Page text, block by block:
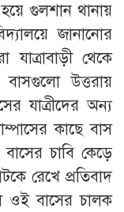
হয়ে গুলশান থানায়
জানানোর
যাত্রাবাড়ী থেকে
বাসগুলো উত্তরায়
যাত্রীদের অন্য
কাছে বাস
চাবি কেড়ে
রেখে প্রতিবাদ
ওই বাসের চালক